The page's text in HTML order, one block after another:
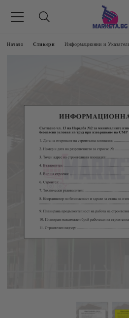
8 -17 ч/
Начало Стикери Информационни и